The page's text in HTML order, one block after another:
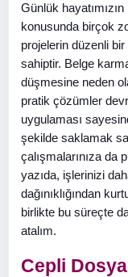
Günlük
konusunda birçok
projelerin düzenli
sahiptir. Belge
düşmesine neden
pratik çözümler
uygulaması
şekilde saklamak
çalışmalarınıza da
yazıda, işlerinizi
dağınıklığından
birlikte bu süreçte
atalım.
Cepli